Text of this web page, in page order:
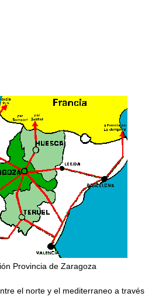
Provincia de Zaragoza
el norte y el mediterraneo a través